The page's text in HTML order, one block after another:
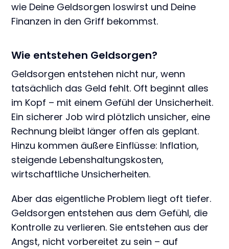
wie Deine Geldsorgen loswirst und Deine
Finanzen in den Griff bekommst.
Wie entstehen Geldsorgen?
Geldsorgen entstehen nicht nur, wenn
tatsächlich das Geld fehlt. Oft beginnt alles
im Kopf – mit einem Gefühl der Unsicherheit.
Ein sicherer Job wird plötzlich unsicher, eine
Rechnung bleibt länger offen als geplant.
Hinzu kommen äußere Einflüsse: Inflation,
steigende Lebenshaltungskosten,
wirtschaftliche Unsicherheiten.
Aber das eigentliche Problem liegt oft tiefer.
Geldsorgen entstehen aus dem Gefühl, die
Kontrolle zu verlieren. Sie entstehen aus der
Angst, nicht vorbereitet zu sein – auf